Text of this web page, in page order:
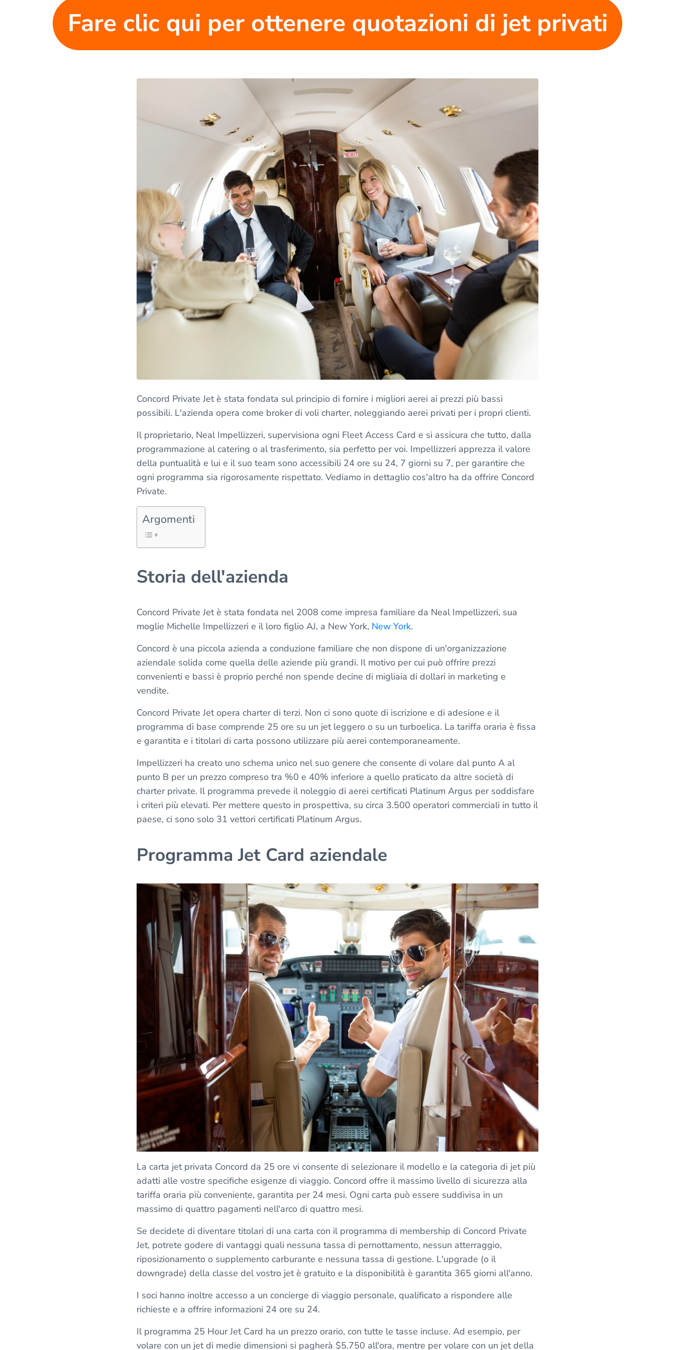
Fare clic qui per ottenere quotazioni di jet privati
Concord Private Jet è stata fondata sul principio di fornire i migliori aerei ai prezzi più bassi
possibili. L'azienda opera come broker di voli charter, noleggiando aerei privati per i propri clienti.
Il proprietario, Neal Impellizzeri, supervisiona ogni Fleet Access Card e si assicura che tutto, dalla
programmazione al catering o al trasferimento, sia perfetto per voi. Impellizzeri apprezza il valore
della puntualità e lui e il suo team sono accessibili 24 ore su 24, 7 giorni su 7, per garantire che
ogni programma sia rigorosamente rispettato. Vediamo in dettaglio cos'altro ha da offrire Concord
Private.
Argomenti
Storia dell'azienda
Concord Private Jet è stata fondata nel 2008 come impresa familiare da Neal Impellizzeri, sua
moglie Michelle Impellizzeri e il loro figlio AJ, a New York, New York.
Concord è una piccola azienda a conduzione familiare che non dispone di un'organizzazione
aziendale solida come quella delle aziende più grandi. Il motivo per cui può offrire prezzi
convenienti e bassi è proprio perché non spende decine di migliaia di dollari in marketing e
vendite.
Concord Private Jet opera charter di terzi. Non ci sono quote di iscrizione e di adesione e il
programma di base comprende 25 ore su un jet leggero o su un turboelica. La tariffa oraria è fissa
e garantita e i titolari di carta possono utilizzare più aerei contemporaneamente.
Impellizzeri ha creato uno schema unico nel suo genere che consente di volare dal punto A al
punto B per un prezzo compreso tra %0 e 40% inferiore a quello praticato da altre società di
charter private. Il programma prevede il noleggio di aerei certificati Platinum Argus per soddisfare
i criteri più elevati. Per mettere questo in prospettiva, su circa 3.500 operatori commerciali in tutto il
paese, ci sono solo 31 vettori certificati Platinum Argus.
Programma Jet Card aziendale
La carta jet privata Concord da 25 ore vi consente di selezionare il modello e la categoria di jet più
adatti alle vostre specifiche esigenze di viaggio. Concord offre il massimo livello di sicurezza alla
tariffa oraria più conveniente, garantita per 24 mesi. Ogni carta può essere suddivisa in un
massimo di quattro pagamenti nell'arco di quattro mesi.
Se decidete di diventare titolari di una carta con il programma di membership di Concord Private
Jet, potrete godere di vantaggi quali nessuna tassa di pernottamento, nessun atterraggio,
riposizionamento o supplemento carburante e nessuna tassa di gestione. L'upgrade (o il
downgrade) della classe del vostro jet è gratuito e la disponibilità è garantita 365 giorni all'anno.
I soci hanno inoltre accesso a un concierge di viaggio personale, qualificato a rispondere alle
richieste e a offrire informazioni 24 ore su 24.
Il programma 25 Hour Jet Card ha un prezzo orario, con tutte le tasse incluse. Ad esempio, per
volare con un jet di medie dimensioni si pagherà $5.750 all'ora, mentre per volare con un jet della